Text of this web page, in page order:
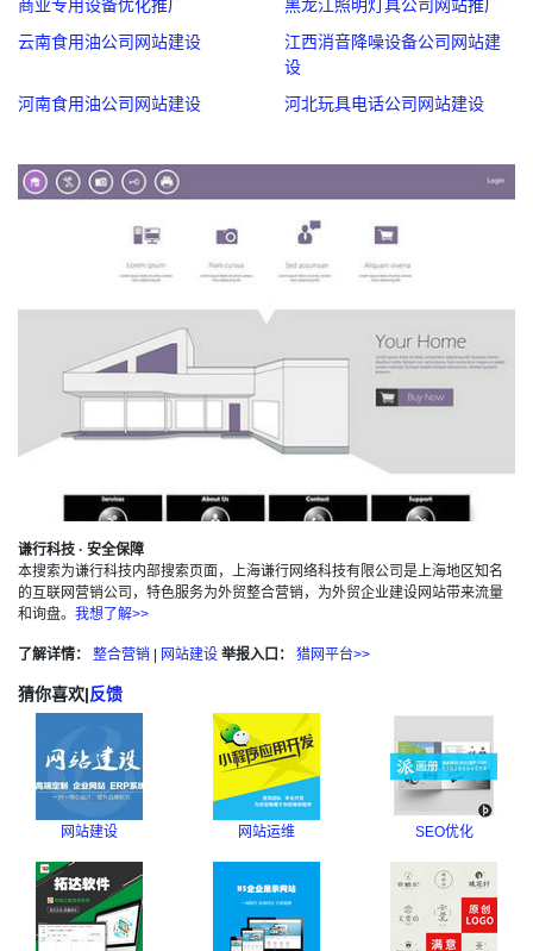
商业专用设备优化推广
黑龙江照明灯具公司网站推广
云南食用油公司网站建设
江西消音降噪设备公司网站建
设
河南食用油公司网站建设
河北玩具电话公司网站建设
谦行科技 · 安全保障
本搜索为谦行科技内部搜索页面，上海谦行网络科技有限公司是上海地区知名
的互联网营销公司，特色服务为外贸整合营销，为外贸企业建设网站带来流量
和询盘。 我想了解>>
了解详情： 整合营销 网站建设 举报入口： 猎网平台>>
猜你喜欢|反馈
网站建设 网站运维 SEO优化